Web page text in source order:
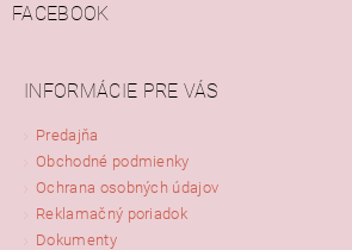
FACEBOOK
INFORMÁCIE PRE VÁS
Predajňa
Obchodné podmienky
Ochrana osobných údajov
Reklamačný poriadok
Dokumenty